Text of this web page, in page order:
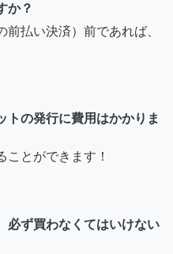
か？
払い決済）前であれば、
トの発行に費用はかかりま
ことができます！
必ず買わなくてはいけない